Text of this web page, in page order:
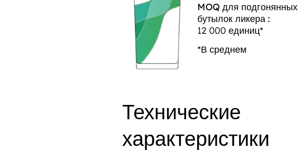
MOQ для подгонянных
бутылок ликера :
12 000 единиц*
*В среднем
Технические
характеристики